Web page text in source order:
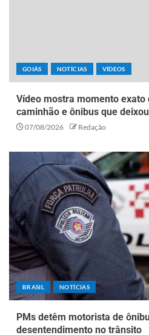
GOIÁS NOTÍCIAS VÍDEOS
Vídeo mostra momento exato
caminhão e ônibus que
07/08/2026 Redação
BRASIL NOTÍCIAS
PMs detêm motorista de
desentendimento no trânsito